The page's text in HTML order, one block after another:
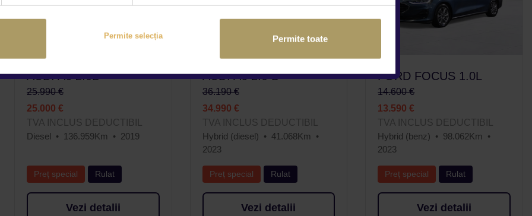
Permite selecția Permite toate
AUDI A6 2.0D
25.990 €
25.000 €
TVA INCLUS DEDUCTIBIL
Diesel
136.959Km 2019
Preț special Rulat
Vezi detalii
AUDI A6 2.0 D
36.190 €
34.990 €
TVA INCLUS DEDUCTIBIL
Hybrid (diesel)
41.068Km
2023
Preț special Rulat
Vezi detalii
FORD FOCUS 1.0L
14.600 €
13.590 €
TVA INCLUS DEDUCTIBIL
Hybrid (benz)
98.062Km
2023
Preț special Rulat
Vezi detalii